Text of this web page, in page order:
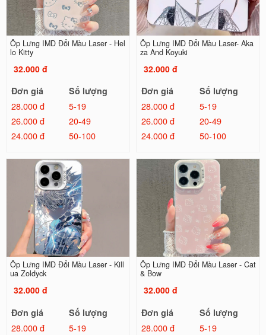
Ốp Lưng IMD Đổi Màu Laser - Hel
lo Kitty
32.000 đ
Đơn giá
Số lượng
28.000 đ
5-19
26.000 đ
20-49
24.000 đ
50-100
Ốp Lưng IMD Đổi Màu Laser- Aka
za And Koyuki
32.000 đ
Đơn giá
Số lượng
28.000 đ
5-19
26.000 đ
20-49
24.000 đ
50-100
Ốp Lưng IMD Đổi Màu Laser - Kill
ua Zoldyck
32.000 đ
Đơn giá
Số lượng
28.000 đ
5-19
Ốp Lưng IMD Đổi Màu Laser - Cat
& Bow
32.000 đ
Đơn giá
Số lượng
28.000 đ
5-19